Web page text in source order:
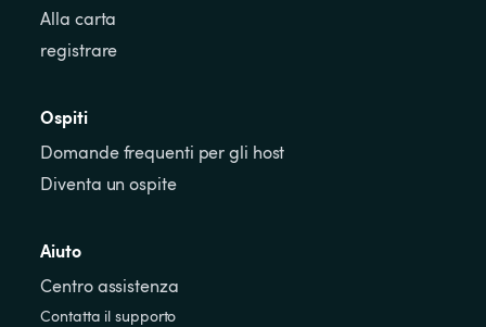
Alla carta
registrare
Ospiti
Domande frequenti per gli host
Diventa un ospite
Aiuto
Centro assistenza
Contatta il supporto